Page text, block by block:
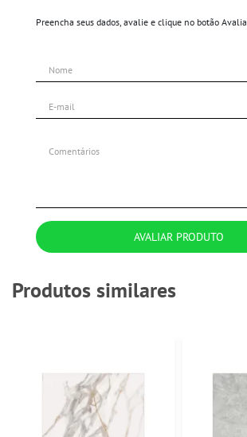
Preencha seus dados, avalie e clique no botão
AVALIAR PRODUTO
Produtos similares